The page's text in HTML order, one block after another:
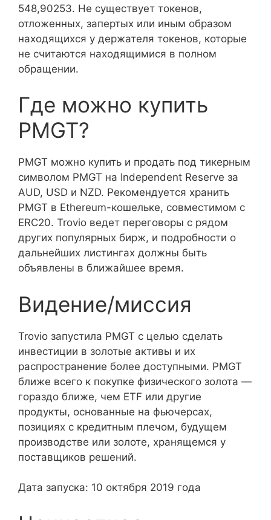
548,90253. Не существует токенов,
отложенных, запертых или иным образом
находящихся у держателя токенов, которые
не считаются находящимися в полном
обращении.
Где можно купить
PMGT?
PMGT можно купить и продать под тикерным
символом PMGT на Independent Reserve за
AUD, USD и NZD. Рекомендуется хранить
PMGT в Ethereum-кошельке, совместимом с
ERC20. Trovio ведет переговоры с рядом
других популярных бирж, и подробности о
дальнейших листингах должны быть
объявлены в ближайшее время.
Видение/миссия
Trovio запустила PMGT с целью сделать
инвестиции в золотые активы и их
распространение более доступными. PMGT
ближе всего к покупке физического золота —
гораздо ближе, чем ETF или другие
продукты, основанные на фьючерсах,
позициях с кредитным плечом, будущем
производстве или золоте, хранящемся у
поставщиков решений.
Дата запуска: 10 октября 2019 года